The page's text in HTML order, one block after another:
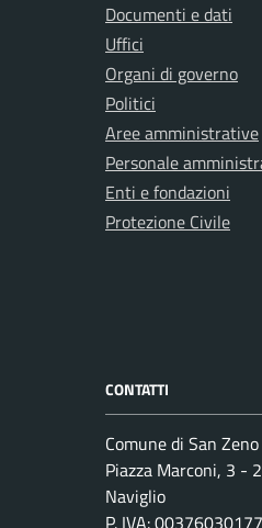
Documenti e dati
Uffici
Organi di governo
Politici
Aree amministrative
Personale
Enti e fondazioni
Protezione Civile
CONTATTI
Comune di San
Piazza Marconi, 3 -
Naviglio
P. IVA: 00376030177